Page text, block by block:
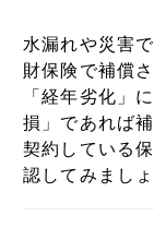
水漏れや災害
財保険で補償
「経年劣化」
損」であれば
契約している
認してみましょ